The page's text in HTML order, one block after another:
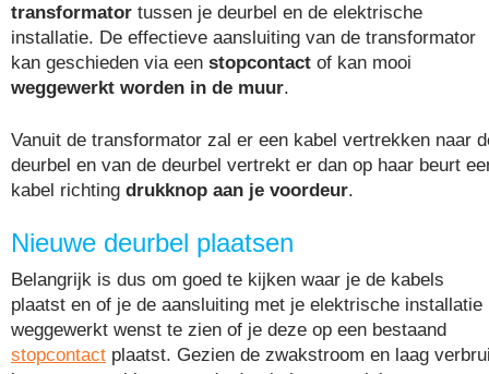
transformator tussen je deurbel en de elektrische
installatie. De effectieve aansluiting van de transformator
kan geschieden via een stopcontact of kan mooi
weggewerkt worden in de muur.
Vanuit de transformator zal er een kabel vertrekken naar
deurbel en van de deurbel vertrekt er dan op haar beurt
kabel richting drukknop aan je voordeur.
Nieuwe deurbel plaatsen
Belangrijk is dus om goed te kijken waar je de kabels
plaatst en of je de aansluiting met je elektrische installatie
weggewerkt wenst te zien of je deze op een bestaand
stopcontact plaatst. Gezien de zwakstroom en laag